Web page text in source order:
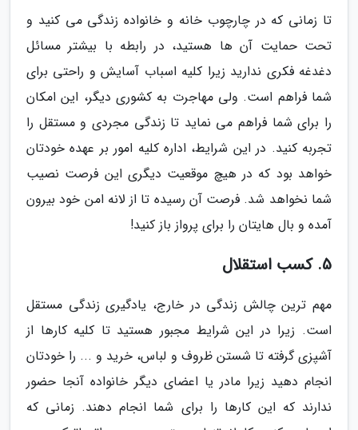
تا زمانی که در چارچوب خانه و خانواده زندگی می کنید و
تحت حمایت آن ها هستید، در رابطه با بیشتر مسائل
دغدغه فکری ندارید زیرا کلیه اسباب آسایش و راحتی برای
شما فراهم است. ولی مهاجرت به کشوری دیگر، این امکان
را برای شما فراهم می نماید تا زندگی مجردی و مستقل را
تجربه کنید. در این شرایط، اداره کلیه امور بر عهده خودتان
خواهد بود که در هیچ موقعیت دیگری این فرصت نصیب
شما نخواهد شد. فرصت آن رسیده تا از لانه امن خود بیرون
آمده و بال هایتان را برای پرواز باز کنید!
5. کسب استقلال
مهم ترین چالش زندگی در خارج، یادگیری زندگی مستقل
است. زیرا در این شرایط مجبور هستید تا کلیه کارها از
آشپزی گرفته تا شستن ظروف و لباس، خرید و ... را خودتان
انجام دهید زیرا مادر یا اعضای دیگر خانواده آنجا حضور
ندارند که این کارها را برای شما انجام دهند. زمانی که